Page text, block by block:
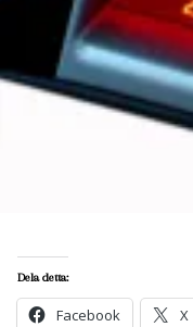
Dela detta:
Facebook X